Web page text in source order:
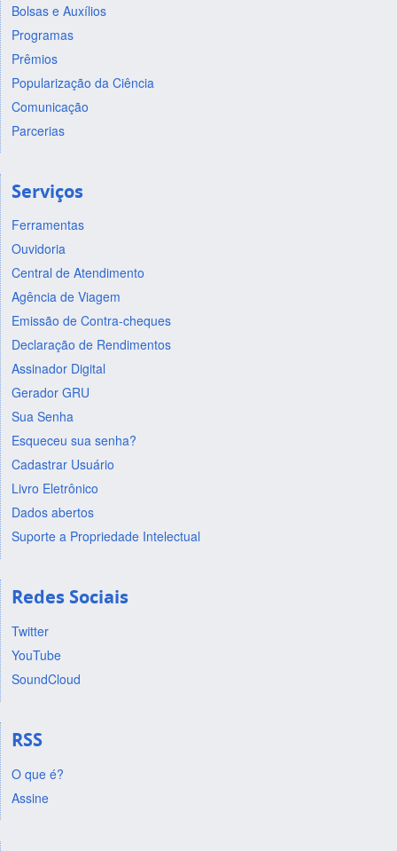
Bolsas e Auxílios
Programas
Prêmios
Popularização da Ciência
Comunicação
Parcerias
Serviços
Ferramentas
Ouvidoria
Central de Atendimento
Agência de Viagem
Emissão de Contra-cheques
Declaração de Rendimentos
Assinador Digital
Gerador GRU
Sua Senha
Esqueceu sua senha?
Cadastrar Usuário
Livro Eletrônico
Dados abertos
Suporte a Propriedade Intelectual
Redes Sociais
Twitter
YouTube
SoundCloud
RSS
O que é?
Assine